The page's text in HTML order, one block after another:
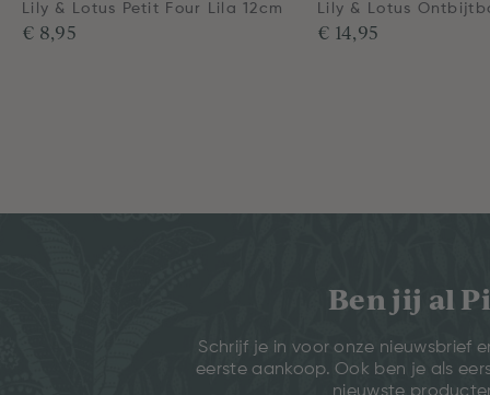
Lily & Lotus Petit Four Lila 12cm
€ 8,95
Lily & Lotus
€ 14,95
Ben jij al
Schrijf je in voor onze nieuwsbrief
eerste aankoop. Ook ben je als
nieuwste